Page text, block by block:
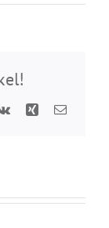
Sicherung
Vk Xing E-